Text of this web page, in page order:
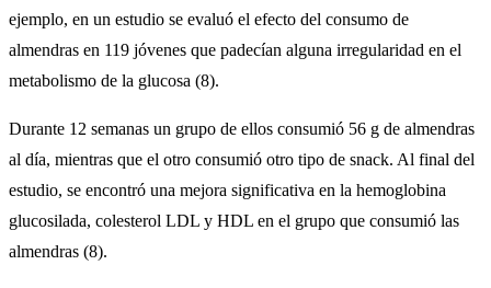
ejemplo, en un estudio se evaluó el efecto del consumo de
almendras en 119 jóvenes que padecían alguna irregularidad en el
metabolismo de la glucosa (8).
Durante 12 semanas un grupo de ellos consumió 56 g de almendras
al día, mientras que el otro consumió otro tipo de snack. Al final del
estudio, se encontró una mejora significativa en la hemoglobina
glucosilada, colesterol LDL y HDL en el grupo que consumió las
almendras (8).